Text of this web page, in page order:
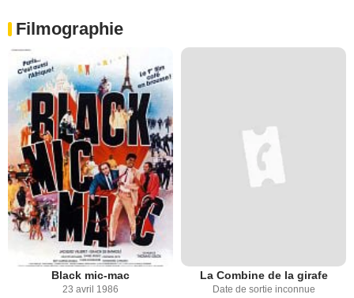
Filmographie
Black mic-mac
23 avril 1986
La Combine de la girafe
Date de sortie inconnue